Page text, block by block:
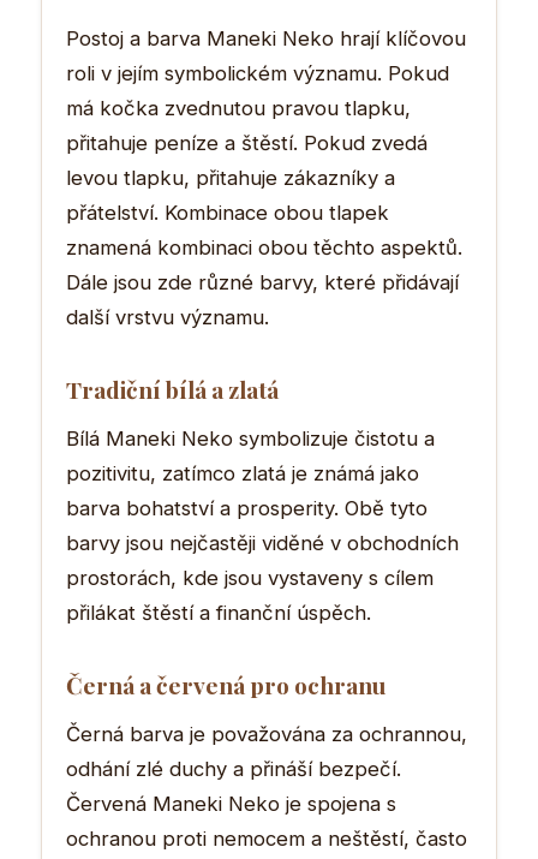
Postoj a barva Maneki Neko hrají klíčovou
roli v jejím symbolickém významu. Pokud
má kočka zvednutou pravou tlapku,
přitahuje peníze a štěstí. Pokud zvedá
levou tlapku, přitahuje zákazníky a
přátelství. Kombinace obou tlapek
znamená kombinaci obou těchto aspektů.
Dále jsou zde různé barvy, které přidávají
další vrstvu významu.
Tradiční bílá a zlatá
Bílá Maneki Neko symbolizuje čistotu a
pozitivitu, zatímco zlatá je známá jako
barva bohatství a prosperity. Obě tyto
barvy jsou nejčastěji viděné v obchodních
prostorách, kde jsou vystaveny s cílem
přilákat štěstí a finanční úspěch.
Černá a červená pro ochranu
Černá barva je považována za ochrannou,
odhání zlé duchy a přináší bezpečí.
Červená Maneki Neko je spojena s
ochranou proti nemocem a neštěstí, často